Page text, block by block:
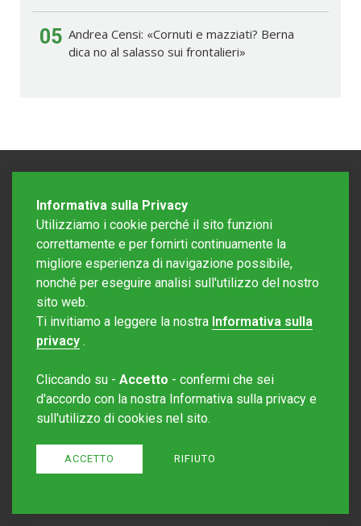
05 Andrea Censi: «Cornuti e mazziati? Berna
dica no al salasso sui frontalieri»
Editore Rotostampa SA
Sito creato daRedesign
Informativa sulla Privacy
Utilizziamo i cookie perché il sito funzioni
correttamente e per fornirti continuamente la
migliore esperienza di navigazione possibile,
nonché per eseguire analisi sull'utilizzo del nostro
sito web.
Ti invitiamo a leggere la nostra Informativa sulla
privacy .
Cliccando su - Accetto - confermi che sei
d'accordo con la nostra Informativa sulla privacy e
sull'utilizzo di cookies nel sito.
ACCETTO RIFIUTO